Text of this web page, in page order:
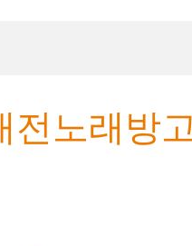
전노래방